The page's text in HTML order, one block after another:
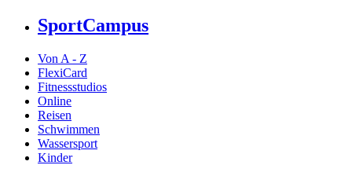
SportCampus
Von A - Z
FlexiCard
Fitnessstudios
Online
Reisen
Schwimmen
Wassersport
Kinder